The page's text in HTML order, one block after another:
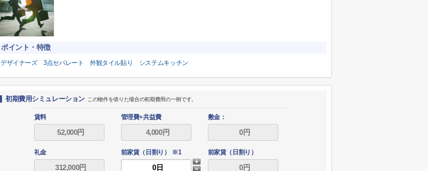
ポイント・特徴
デザイナーズ 3点セパレート 外観タイル貼り システムキッチン
初期費用シミュレーション この物件を借りた場合の初期費用の一例です。
賃料 管理費+共益費 敷金：
礼金 前家賃（日割り） ※1 前家賃（日割り）